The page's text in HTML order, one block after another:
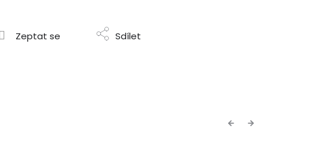
Zeptat se Sdílet
Previous
Next